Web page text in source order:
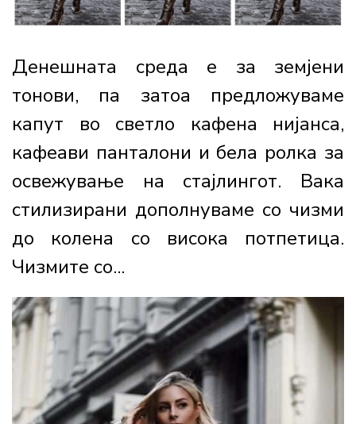
Денешната среда е за земјени
тонови, па затоа предложуваме
капут во светло кафена нијанса,
кафеави панталони и бела ролка за
освежување на стајлингот. Вака
стилизирани дополнуваме со чизми
до колена со висока потпетица.
Чизмите со...